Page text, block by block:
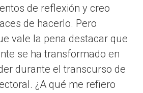
de reflexión y creo
de hacerlo. Pero
vale la pena destacar que
se ha transformado en
durante el transcurso de
¿A qué me refiero